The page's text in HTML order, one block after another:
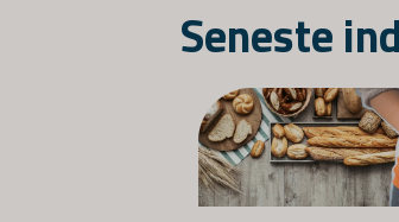
Seneste